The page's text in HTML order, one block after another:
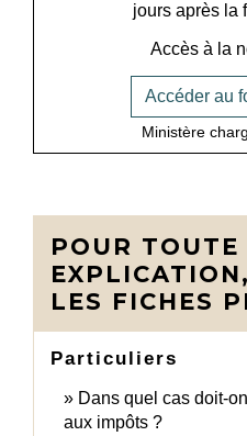
jours après la
Accès à la
Accéder au
Ministère
POUR TOUTE
LES FICHES
Particuliers
Dans quel cas doit-
aux impôts ?